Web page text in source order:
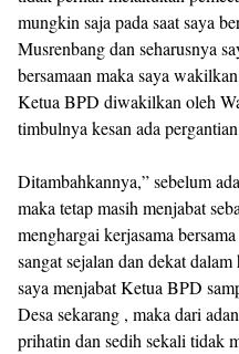
mungkin saja pada saat saya
Musrenbang dan seharusnya
bersamaan maka saya
Ketua BPD diwakilkan oleh
timbulnya kesan ada
Ditambahkannya,” sebelum
maka tetap masih menjabat
menghargai kerjasama
sangat sejalan dan dekat
saya menjabat Ketua BPD
Desa sekarang , maka dari
prihatin dan sedih sekali tidak